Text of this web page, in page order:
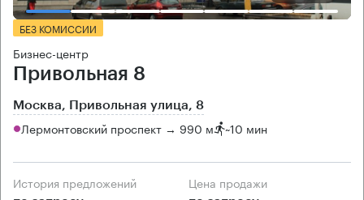
БЕЗ КОМИССИИ
Бизнес-центр
Привольная 8
Москва, Привольная улица, 8
Лермонтовский проспект → 990 м ~10 мин
История предложений Цена продажи